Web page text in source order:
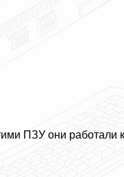
ПЗУ они работали